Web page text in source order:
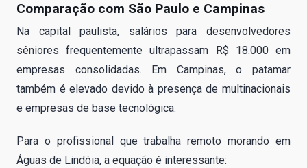
Comparação com São Paulo e Campinas
Na capital paulista, salários para desenvolvedores
sêniores frequentemente ultrapassam R$ 18.000 em
empresas consolidadas. Em Campinas, o patamar
também é elevado devido à presença de multinacionais
e empresas de base tecnológica.
Para o profissional que trabalha remoto morando em
Águas de Lindóia, a equação é interessante: